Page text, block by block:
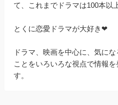
て、これまでドラマは100本以
とくに恋愛ドラマが大好き❤
ドラマ、映画を中心に、気に
ことをいろいろな視点で情報
す。